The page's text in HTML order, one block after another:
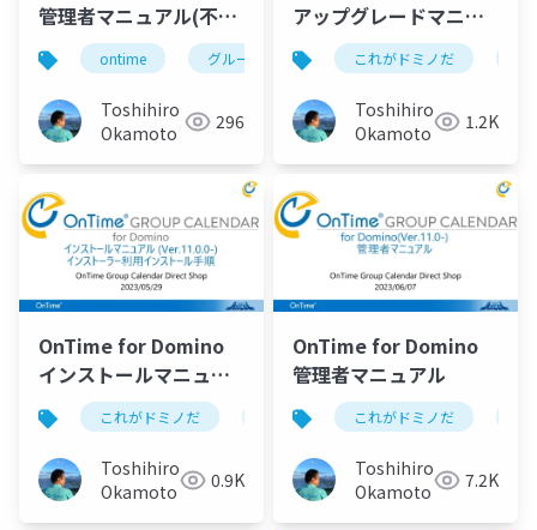
管理者マニュアル(不在
通知ワークフロー、共
有席)
ontime グループカレンダー 組織カレンダー
Toshihiro
Okamoto
296
アップグレードマニュ
アル
これがドミノだ
Toshihiro
Okamoto
1.2K
OnTime for Domino
インストールマニュア
ル
これがドミノだ ontime hcl domino
Toshihiro
Okamoto
0.9K
OnTime for Domino
管理者マニュアル
これがドミノだ
Toshihiro
Okamoto
7.2K